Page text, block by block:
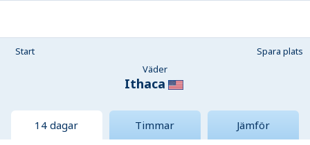
Start
Spara plats
Väder
Ithaca
14 dagar Timmar Jämför